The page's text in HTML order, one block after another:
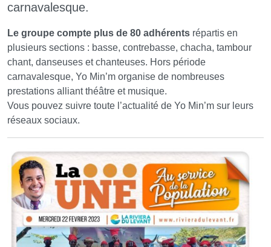
carnavalesque.
Le groupe compte plus de 80 adhérents répartis en
plusieurs sections : basse, contrebasse, chacha, tambour
chant, danseuses et chanteuses. Hors période
carnavalesque, Yo Min’m organise de nombreuses
prestations alliant théâtre et musique.
Vous pouvez suivre toute l’actualité de Yo Min’m sur leurs
réseaux sociaux.